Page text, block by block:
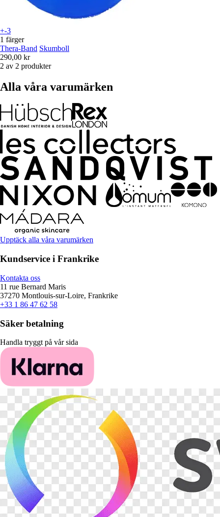
+-3
1 färger
Thera-Band Skumboll
290,00 kr
2 av 2 produkter
Alla våra varumärken
Upptäck alla våra varumärken
Kundservice i Frankrike
Kontakta oss
11 rue Bernard Maris
37270 Montlouis-sur-Loire, Frankrike
+33 1 86 47 62 58
Säker betalning
Handla tryggt på vår sida